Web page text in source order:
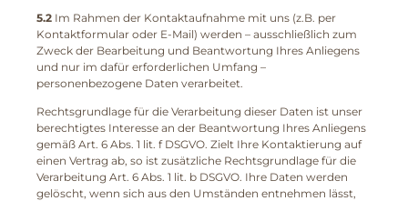
5.2 Im Rahmen der Kontaktaufnahme mit uns (z.B. per
Kontaktformular oder E-Mail) werden – ausschließlich zum
Zweck der Bearbeitung und Beantwortung Ihres Anliegens
und nur im dafür erforderlichen Umfang –
personenbezogene Daten verarbeitet.
Rechtsgrundlage für die Verarbeitung dieser Daten ist unser
berechtigtes Interesse an der Beantwortung Ihres Anliegens
gemäß Art. 6 Abs. 1 lit. f DSGVO. Zielt Ihre Kontaktierung auf
einen Vertrag ab, so ist zusätzliche Rechtsgrundlage für die
Verarbeitung Art. 6 Abs. 1 lit. b DSGVO. Ihre Daten werden
gelöscht, wenn sich aus den Umständen entnehmen lässt,